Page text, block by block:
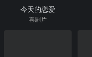
今天的恋爱
喜剧片